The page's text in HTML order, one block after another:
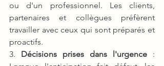
ou d'un professionnel. Les clients,
partenaires et collègues préfèrent
travailler avec ceux qui sont préparés et
proactifs.
3. Décisions prises dans l'urgence :